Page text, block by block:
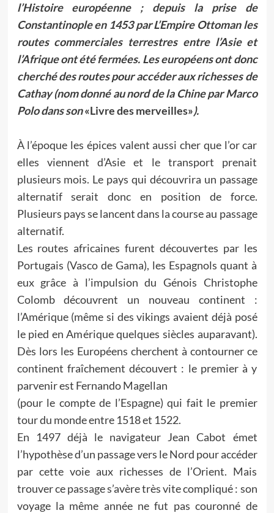
l’Histoire européenne ; depuis la prise de
Constantinople en 1453 par L’Empire Ottoman les
routes commerciales terrestres entre l’Asie et
l’Afrique ont été fermées. Les européens ont donc
cherché des routes pour accéder aux richesses de
Cathay (nom donné au nord de la Chine par Marco
Polo dans son«Livre des merveilles»).
À l’époque les épices valent aussi cher que l’or car
elles viennent d’Asie et le transport prenait
plusieurs mois. Le pays qui découvrira un passage
alternatif serait donc en position de force.
Plusieurs pays se lancent dans la course au passage
alternatif.
Les routes africaines furent découvertes par les
Portugais (Vasco de Gama), les Espagnols quant à
eux grâce à l’impulsion du Génois Christophe
Colomb découvrent un nouveau continent :
l’Amérique (même si des vikings avaient déjà posé
le pied en Amérique quelques siècles auparavant).
Dès lors les Européens cherchent à contourner ce
continent fraîchement découvert : le premier à y
parvenir est Fernando Magellan
(pour le compte de l’Espagne) qui fait le premier
tour du monde entre 1518 et 1522.
En 1497 déjà le navigateur Jean Cabot émet
l’hypothèse d’un passage vers le Nord pour accéder
par cette voie aux richesses de l’Orient. Mais
trouver ce passage s’avère très vite compliqué : son
voyage la même année ne fut pas couronné de